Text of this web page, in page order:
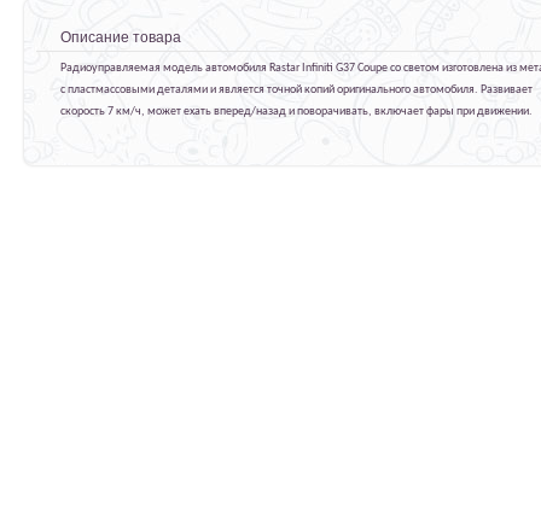
Описание товара
Радиоуправляемая модель автомобиля Rastar Infiniti G37 Coupe со светом изготовлена из
с пластмассовыми деталями и является точной копий оригинального автомобиля. Развивает
скорость 7 км/ч, может ехать вперед/назад и поворачивать, включает фары при движении.